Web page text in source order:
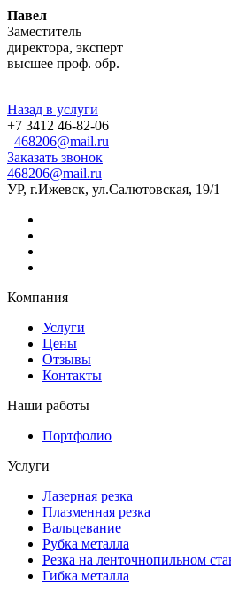
Павел
Заместитель
директора, эксперт
высшее проф. обр.
Назад в услуги
+7 3412 46-82-06
468206@mail.ru
Заказать звонок
468206@mail.ru
УР, г.Ижевск, ул.Салютовская, 19/1
Компания
Услуги
Цены
Отзывы
Контакты
Наши работы
Портфолио
Услуги
Лазерная резка
Плазменная резка
Вальцевание
Рубка металла
Резка на ленточнопильном
Гибка металла